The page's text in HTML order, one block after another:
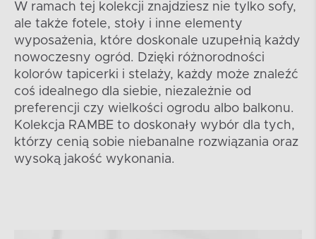
W ramach tej kolekcji znajdziesz nie tylko sofy,
ale także fotele, stoły i inne elementy
wyposażenia, które doskonale uzupełnią każdy
nowoczesny ogród. Dzięki różnorodności
kolorów tapicerki i stelaży, każdy może znaleźć
coś idealnego dla siebie, niezależnie od
preferencji czy wielkości ogrodu albo balkonu.
Kolekcja RAMBE to doskonały wybór dla tych,
którzy cenią sobie niebanalne rozwiązania oraz
wysoką jakość wykonania.